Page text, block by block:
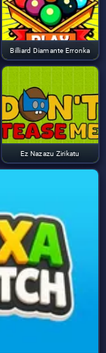
Billiard Diamante Erronka
Ez Nazazu Zirikatu